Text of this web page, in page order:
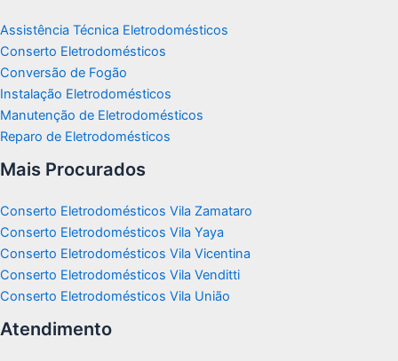
Assistência Técnica Eletrodomésticos
Conserto Eletrodomésticos
Conversão de Fogão
Instalação Eletrodomésticos
Manutenção de Eletrodomésticos
Reparo de Eletrodomésticos
Mais Procurados
Conserto Eletrodomésticos Vila Zamataro
Conserto Eletrodomésticos Vila Yaya
Conserto Eletrodomésticos Vila Vicentina
Conserto Eletrodomésticos Vila Venditti
Conserto Eletrodomésticos Vila União
Atendimento